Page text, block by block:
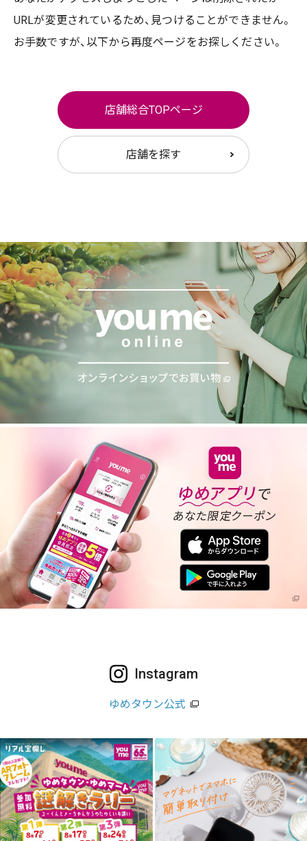
URLが変更されているため、 見つけることができません。
お手数ですが、以下から再度ページをお探しください。
店舗総合TOPページ
店舗を探す
Instagram
ゆめタウン公式